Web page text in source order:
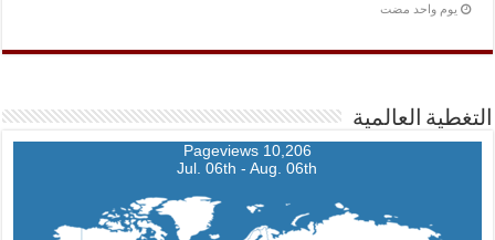
‏يوم واحد مضت
التغطية العالمية
10,206 Pageviews
Jul. 06th - Aug. 06th